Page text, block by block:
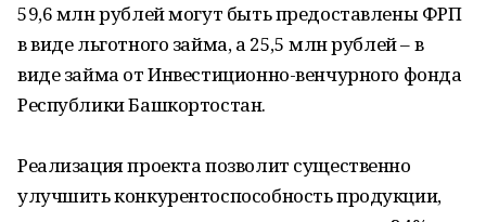
59,6 млн рублей могут быть предоставлены ФРП
в виде льготного займа, а 25,5 млн рублей – в
виде займа от Инвестиционно-венчурного фонда
Республики Башкортостан.
Реализация проекта позволит существенно
улучшить конкурентоспособность продукции,